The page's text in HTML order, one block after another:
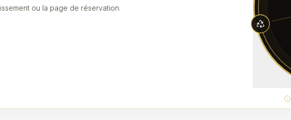
ou la page de réservation.